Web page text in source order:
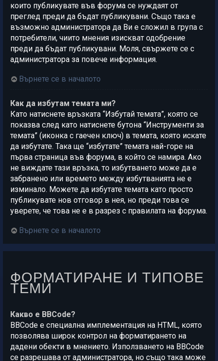
които публикувате във форума се нуждаят от
преглед преди да бъдат публикувани. Също така е
възможно администратора да Ви е сложил в група с
потребители, чиито мнения изискват одобрение
преди да бъдат публикувани. Моля, свържете се с
администратора за повече информация.
Върнете се в началото
Как да избутам темата ми?
Като натиснете връзката “Избутай темата”, която се
показва след като натиснете бутона “Инструменти за
темата” (иконка с гаечен ключ) в темата, която искате
да избутате. Така ще “избутате” темата най-горе на
първа страница във форума, в който се намира. Ако
не виждате тази връзка, то избутването може да е
забранено или времето между избутванията не е
изминало. Можете да избутате темата като просто
публикувате нов отговор в нея, но преди това се
уверете, че това не е в разрез с правилата на форума.
Върнете се в началото
ФОРМАТИРАНЕ И ТИПОВЕ
ТЕМИ
Какво е BBCode?
BBCode е специална имплементация на HTML, която
позволява широк контрол на форматирането на
дадени обекти в мнението. Използването на BBCode
се разрешава от администратора, но също така може